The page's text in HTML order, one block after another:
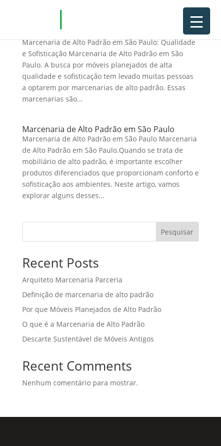
Marcenaria de Alto Padrão em São Paulo
Marcenaria de Alto Padrão em São Paulo: Qualidade
e Sofisticação Marcenaria de Alto Padrão em São
Paulo. A busca por móveis planejados de alta
qualidade e sofisticação tem levado muitas pessoas
a optarem por marcenarias de alto padrão. Essas
marcenarias são...
Marcenaria de Alto Padrão em São Paulo
Marcenaria de Alto Padrão em São Paulo Marcenaria
de Alto Padrão em São Paulo.Quando se trata de
mobiliário de alto padrão, é importante escolher
produtos diferenciados que proporcionam conforto e
sofisticação aos ambientes. Neste artigo, vamos
explorar alguns desses...
Pesquisar
Recent Posts
Arquiteto Marcenaria Parceria
Definição de marcenaria de alto padrão
Por que Móveis Planejados de Alto Padrão
O que é a Marcenaria de Alto Padrão
Descarte Sustentável de Móveis Antigos
Recent Comments
Nenhum comentário para mostrar.